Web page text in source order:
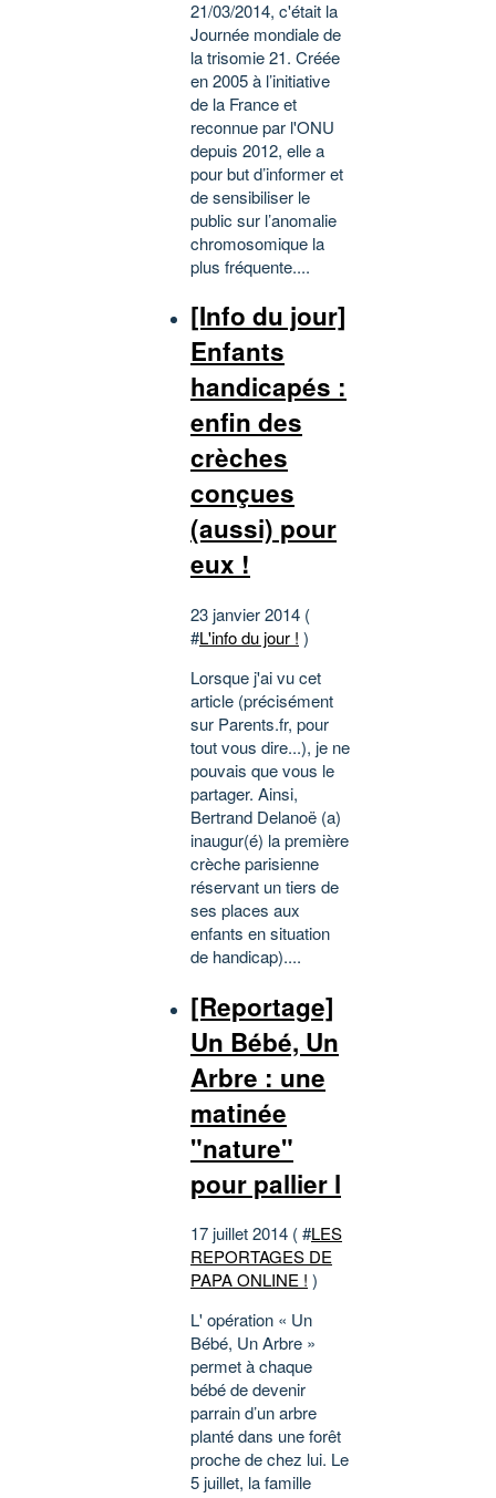
21/03/2014, c'était la
Journée mondiale de
la trisomie 21. Créée
en 2005 à l’initiative
de la France et
reconnue par l'ONU
depuis 2012, elle a
pour but d’informer et
de sensibiliser le
public sur l’anomalie
chromosomique la
plus fréquente....
[Info du jour]
Enfants
handicapés :
enfin des
crèches
conçues
(aussi) pour
eux !
23 janvier 2014 (
#L'info du jour ! )
Lorsque j'ai vu cet
article (précisément
sur Parents.fr, pour
tout vous dire...), je ne
pouvais que vous le
partager. Ainsi,
Bertrand Delanoë (a)
inaugur(é) la première
crèche parisienne
réservant un tiers de
ses places aux
enfants en situation
de handicap)....
[Reportage]
Un Bébé, Un
Arbre : une
matinée
"nature"
pour pallier l
17 juillet 2014 ( #LES
REPORTAGES DE
PAPA ONLINE ! )
L' opération « Un
Bébé, Un Arbre »
permet à chaque
bébé de devenir
parrain d’un arbre
planté dans une forêt
proche de chez lui. Le
5 juillet, la famille